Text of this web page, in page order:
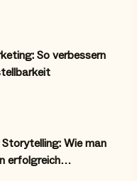
So verbessern
Wie man
erfolgreich…